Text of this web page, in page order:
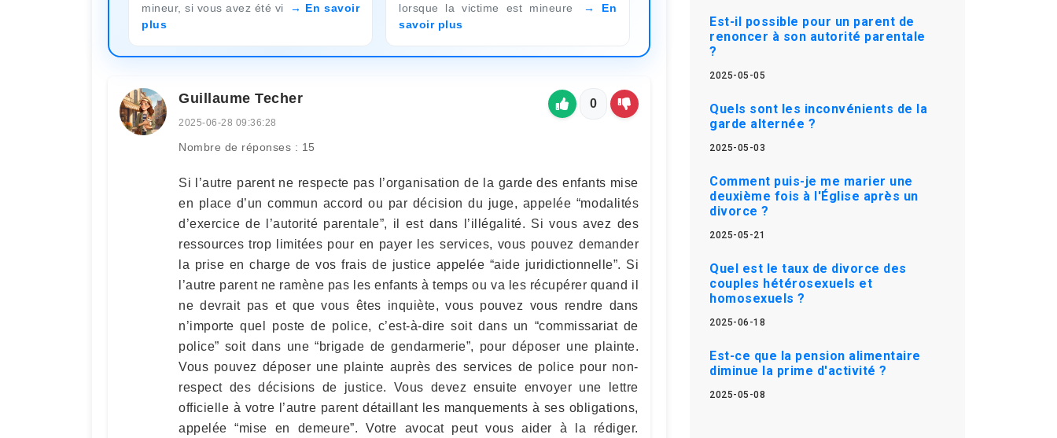
mineur, si vous avez été vi
En savoir
plus
lorsque la victime est mineure
En
savoir plus
Guillaume Techer
2025-06-28 09:36:28
Nombre de réponses : 15
0
Si l’autre parent ne respecte pas l’organisation de la garde des enfants mise
en place d’un commun accord ou par décision du juge, appelée “modalités
d’exercice de l’autorité parentale”, il est dans l’illégalité. Si vous avez des
ressources trop limitées pour en payer les services, vous pouvez demander
la prise en charge de vos frais de justice appelée “aide juridictionnelle”. Si
l’autre parent ne ramène pas les enfants à temps ou va les récupérer quand il
ne devrait pas et que vous êtes inquiète, vous pouvez vous rendre dans
n’importe quel poste de police, c’est-à-dire soit dans un “commissariat de
police” soit dans une “brigade de gendarmerie”, pour déposer une plainte.
Vous pouvez déposer une plainte auprès des services de police pour non-
respect des décisions de justice. Vous devez ensuite envoyer une lettre
officielle à votre l’autre parent détaillant les manquements à ses obligations,
appelée “mise en demeure”. Votre avocat peut vous aider à la rédiger.
Est-il possible pour un parent de
renoncer à son autorité parentale
?
2025-05-05
Quels sont les inconvénients de la
garde alternée ?
2025-05-03
Comment puis-je me marier une
deuxième fois à l'Église après un
divorce ?
2025-05-21
Quel est le taux de divorce des
couples hétérosexuels et
homosexuels ?
2025-06-18
Est-ce que la pension alimentaire
diminue la prime d'activité ?
2025-05-08